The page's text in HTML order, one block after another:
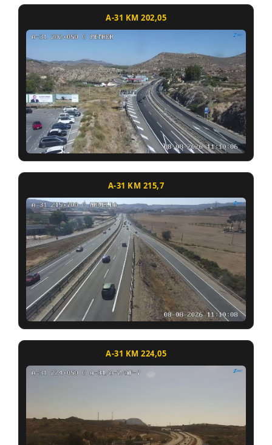
A-31 KM 202,05
A-31 KM 215,7
A-31 KM 224,05